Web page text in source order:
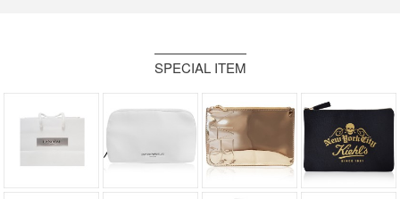
SPECIAL ITEM